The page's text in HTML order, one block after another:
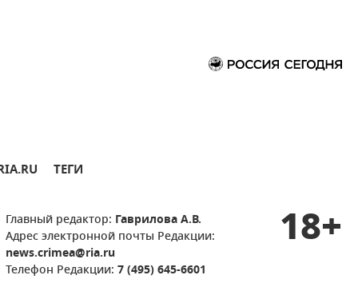
ТЕГИ
Главный редактор: Гаврилова А.В.
Адрес электронной почты Редакции:
news.crimea@ria.ru
Телефон Редакции: 7 (495) 645-6601
18+